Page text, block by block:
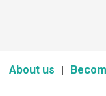
About us